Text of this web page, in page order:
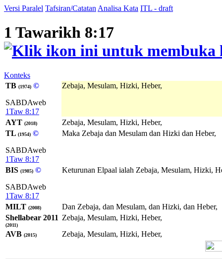
Versi Paralel Tafsiran/Catatan Analisa Kata ITL - draft
1 Tawarikh 8:17
Konteks
TB (1974) ©
SABDAweb
1Taw 8:17
Zebaja, Mesulam, Hizki, Heber,
AYT (2018)
Zebaja, Mesulam, Hizki, Heber,
TL (1954) ©
SABDAweb
1Taw 8:17
Maka Zebaja dan Mesulam dan Hizki dan Heber,
BIS (1985) ©
SABDAweb
1Taw 8:17
Keturunan Elpaal ialah Zebaja, Mesulam, Hizki,
MILT (2008)
Dan Zebaja, dan Mesulam, dan Hizki, dan Heber,
Shellabear 2011
(2011)
Zebaja, Mesulam, Hizki, Heber,
AVB (2015) Zebaja, Mesulam, Hizki, Heber,